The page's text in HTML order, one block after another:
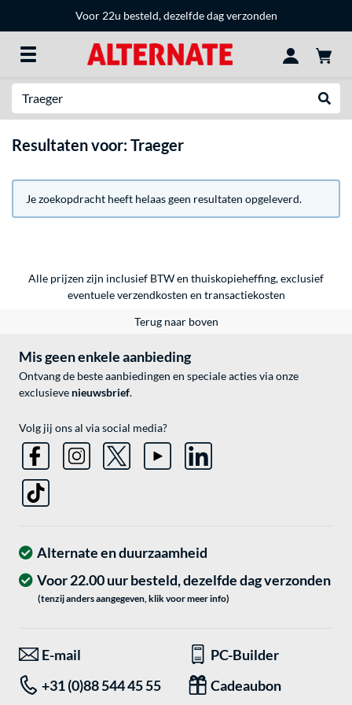
Voor 22u besteld, dezelfde dag verzonden
Resultaten voor: Traeger
Je zoekopdracht heeft helaas geen resultaten opgeleverd.
Alle prijzen zijn inclusief BTW en thuiskopieheffing, exclusief
eventueleverzendkosten en transactiekosten
Terug naar boven
Mis geen enkele aanbieding
Ontvang de beste aanbiedingen en speciale acties via onze
exclusieve nieuwsbrief.
Volg jij ons al via social media?
Alternate en duurzaamheid
Voor 22.00 uur besteld, dezelfde dag verzonden
(tenzij anders aangegeven, klik voor meer info)
E-mail
PC-Builder
+31 (0)88 544 45 55
Cadeaubon